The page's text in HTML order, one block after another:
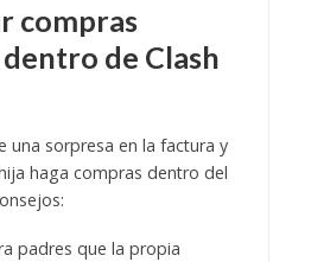
compras
de Clash
una sorpresa en la factura y
haga compras dentro del
padres que la propia